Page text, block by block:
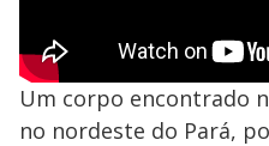
Um corpo encontrado
no nordeste do Pará,